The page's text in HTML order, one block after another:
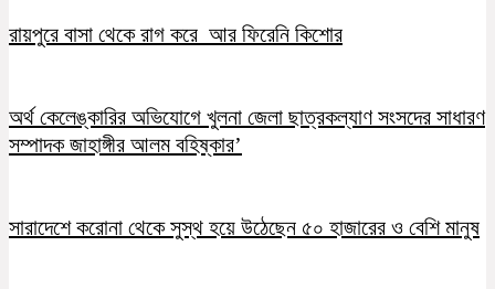
রায়পুরে বাসা থেকে রাগ করে আর ফিরেনি কিশোর
অর্থ কেলেঙ্কারির অভিযোগে খুলনা জেলা ছাত্রকল্যাণ সংসদের সাধারণ
সম্পাদক জাহাঙ্গীর আলম বহিষ্কার’
সারাদেশে করোনা থেকে সুস্থ হয়ে উঠেছেন ৫০ হাজারের ও বেশি মানুষ